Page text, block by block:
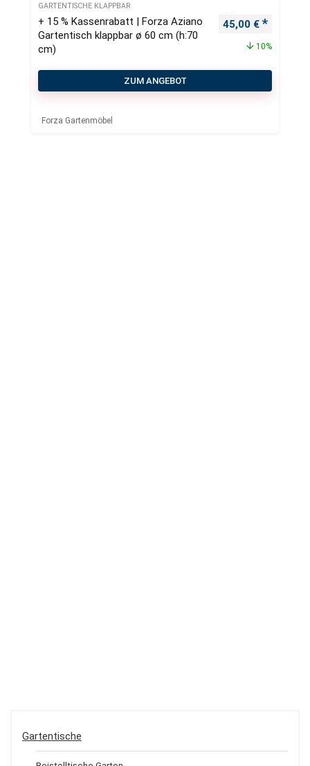
GARTENTISCHE KLAPPBAR
+ 15 % Kassenrabatt | Forza Aziano
Gartentisch klappbar ø 60 cm (h:70
cm)
Ursprünglicher
45,00 €
10%
ZUM ANGEBOT
Forza Gartenmöbel
Gartentische